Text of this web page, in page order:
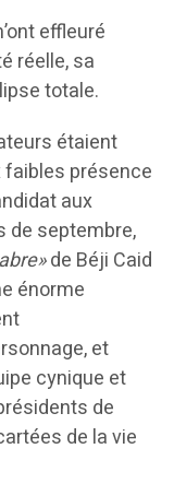
effleuré
réelle, sa
totale.
étaient
présence
aux
de septembre,
de Béji Caid
énorme
et
cynique et
de
de la vie